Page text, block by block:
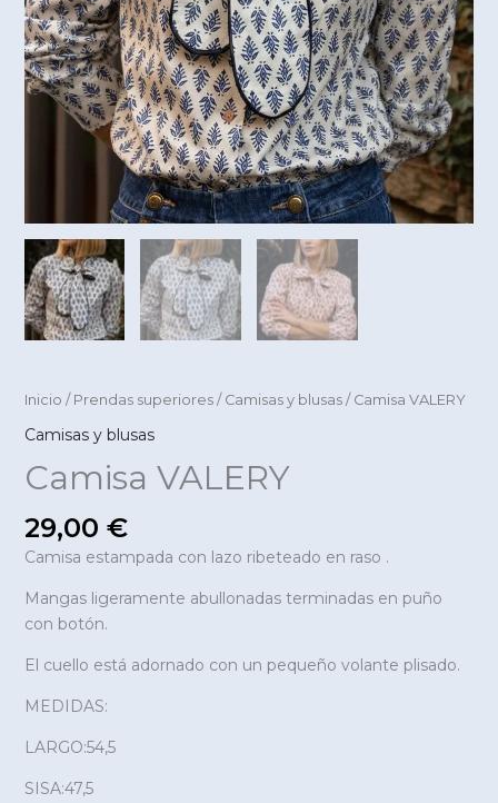
Inicio / Prendas superiores/ Camisas y blusas/ Camisa VALERY
Camisas y blusas
Camisa VALERY
29,00 €
Camisa estampada con lazo ribeteado en raso .
Mangas ligeramente abullonadas terminadas en puño
con botón.
El cuello está adornado con un pequeño volante plisado.
MEDIDAS:
LARGO:54,5
SISA:47,5